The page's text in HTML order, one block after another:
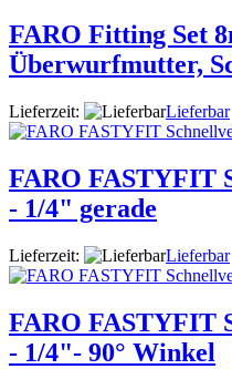
FARO Fitting Set
Überwurfmutter,
Lieferzeit: Lieferbar
FARO FASTYFIT
- 1/4" gerade
Lieferzeit: Lieferbar
FARO FASTYFIT
- 1/4"- 90° Winkel